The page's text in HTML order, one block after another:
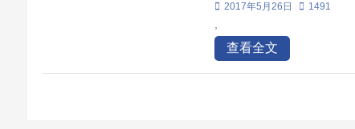
2017年5月26日 1491
查看全文